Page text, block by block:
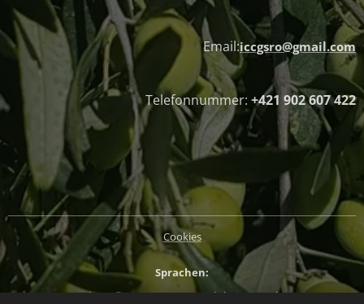
Email:iccgsro@gmail.com
Telefonnummer: +421 902 607 422
Cookies
Sprachen
Slovenčina
Magyar English Deutsch